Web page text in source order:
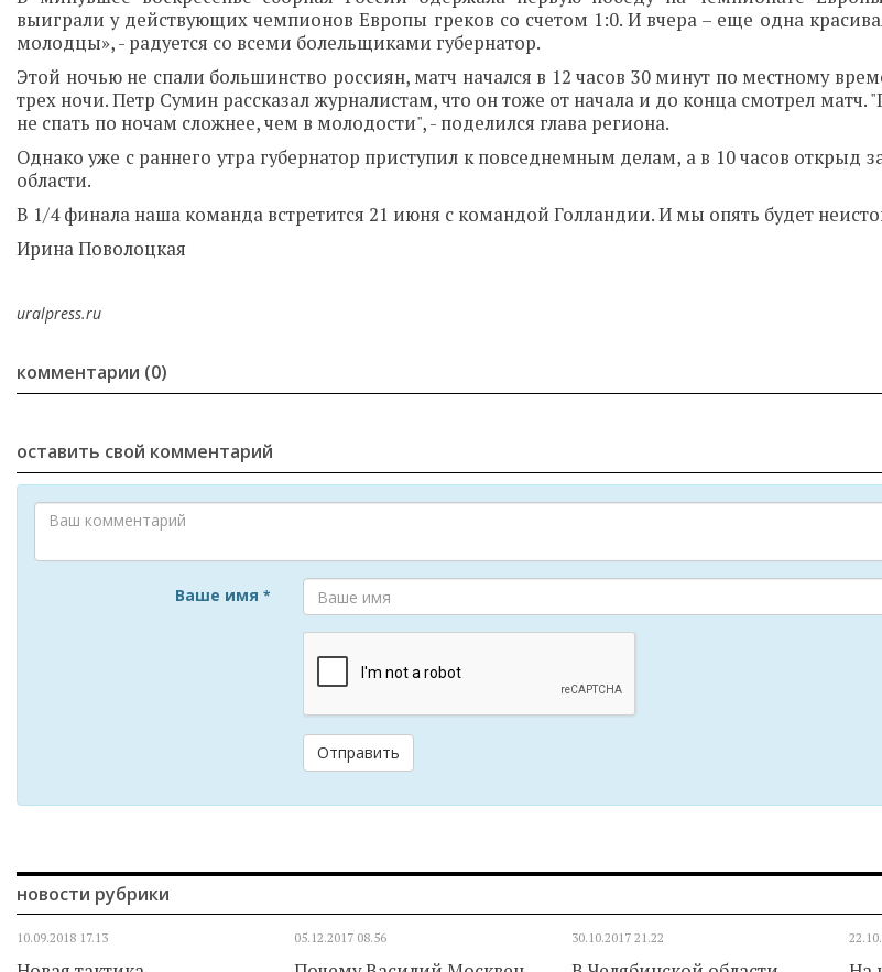
выиграли у действующих чемпионов Европы греков со счетом 1:0. И вчера – еще одна
молодцы», - радуется со всеми болельщиками губернатор.
Этой ночью не спали большинство россиян, матч начался в 12 часов 30 минут по местному
трех ночи. Петр Сумин рассказал журналистам, что он тоже от начала и до конца смотрел матч.
не спать по ночам сложнее, чем в молодости", - поделился глава региона.
Однако уже с раннего утра губернатор приступил к повседнемным делам, а в 10 часов открыд
области.
В 1/4 финала наша команда встретится 21 июня с командой Голландии. И мы опять будет
Ирина Поволоцкая
uralpress.ru
комментарии (0)
оставить свой комментарий
Ваше имя *
Отправить
новости рубрики
10.09.2018 17.13 05.12.2017 08.56 30.10.2017 21.22